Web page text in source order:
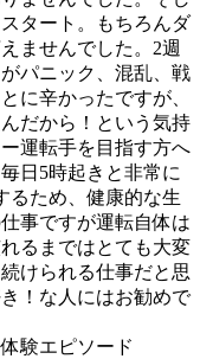
タート。もちろんダ
ませんでした。2週
パニック、混乱、戦
に辛かったですが、
だから！という気持
運転手を目指す方へ
日5時起きと非常に
るため、健康的な生
事ですが運転自体は
るまではとても大変
けられる仕事だと思
！な人にはお勧めで
験エピソード